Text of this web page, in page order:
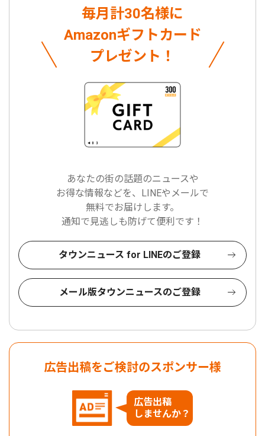
毎月計30名様に
Amazonギフトカード
プレゼント！
あなたの街の話題のニュースや
お得な情報などを、LINEやメールで
無料でお届けします。
通知で見逃しも防げて便利です！
タウンニュース for LINEのご登録
メール版タウンニュースのご登録
広告出稿をご検討のスポンサー様
広告出稿
しませんか？